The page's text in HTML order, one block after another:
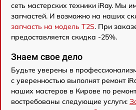
сеть мастерских техники iRay. Мы
запчастей. И возможно на наших
запчасть на модель T2S. При
предоставляется скидка -25%.
Знаем свое дело
Будьте уверены в
с уверенностью выполнят ремонт
наших мастеров в Кирове по
востребованы следующие услуги: